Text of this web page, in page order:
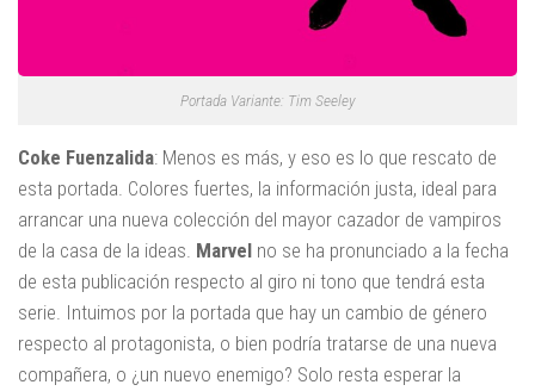
Portada Variante: Tim Seeley
Coke Fuenzalida: Menos es más, y eso es lo que rescato de
esta portada. Colores fuertes, la información justa, ideal para
arrancar una nueva colección del mayor cazador de vampiros
de la casa de la ideas. Marvel no se ha pronunciado a la fecha
de esta publicación respecto al giro ni tono que tendrá esta
serie. Intuimos por la portada que hay un cambio de género
respecto al protagonista, o bien podría tratarse de una nueva
compañera, o ¿un nuevo enemigo? Solo resta esperar la